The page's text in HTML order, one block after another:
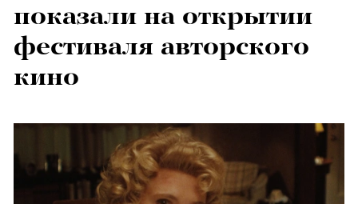
показали на открытии
фестиваля авторского
кино